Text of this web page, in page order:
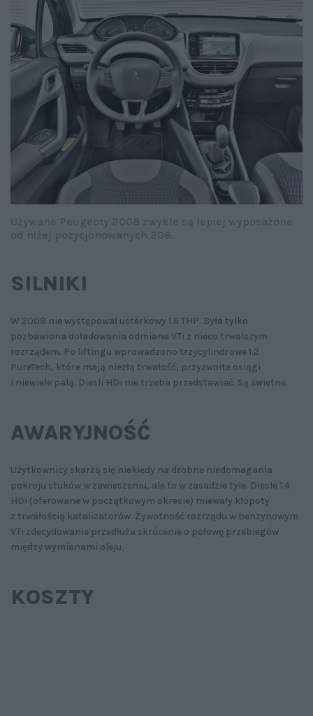
SILNIKI
W 2008 nie występował usterkowy 1.6 THP. Była tylko
pozbawiona doładowania odmiana VTi z nieco trwalszym
rozrządem. Po liftingu wprowadzono trzycylindrowe 1.2
PureTech, które mają niezłą trwałość, przyzwoite osiągi
i niewiele palą. Diesli HDi nie trzeba przedstawiać. Są świetne.
AWARYJNOŚĆ
Użytkownicy skarżą się niekiedy na drobne niedomagania
pokroju stuków w zawieszeniu, ale to w zasadzie tyle. Diesle 1.4
HDi (oferowane w początkowym okresie) miewały kłopoty
z trwałością katalizatorów. Żywotność rozrządu w benzynowym
VTi zdecydowanie przedłuża skrócenie o połowę przebiegów
między wymianami oleju.
KOSZTY